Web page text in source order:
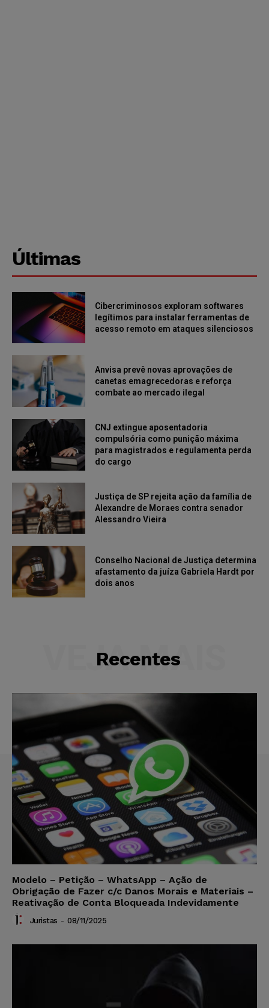
Últimas
Cibercriminosos exploram softwares
legítimos para instalar ferramentas de
acesso remoto em ataques silenciosos
Anvisa prevê novas aprovações de
canetas emagrecedoras e reforça
combate ao mercado ilegal
CNJ extingue aposentadoria
compulsória como punição máxima
para magistrados e regulamenta perda
do cargo
Justiça de SP rejeita ação da família de
Alexandre de Moraes contra senador
Alessandro Vieira
Conselho Nacional de Justiça determina
afastamento da juíza Gabriela Hardt por
dois anos
Recentes
VEJA MAIS
Modelo – Petição – WhatsApp – Ação de
Obrigação de Fazer c/c Danos Morais e Materiais –
Reativação de Conta Bloqueada Indevidamente
Juristas - 08/11/2025